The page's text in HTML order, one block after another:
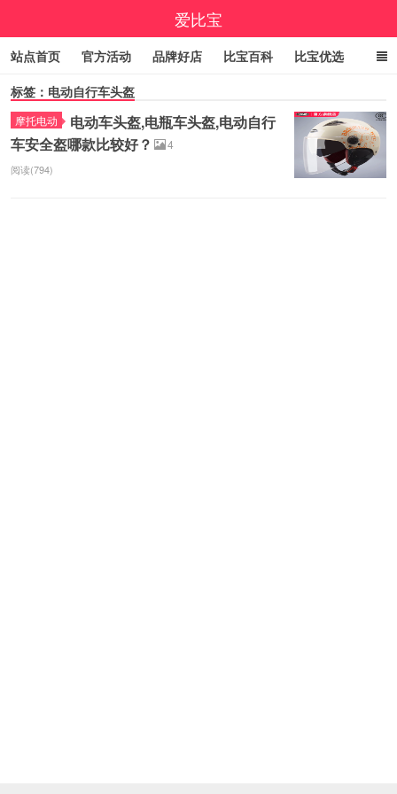
爱比宝
站点首页 官方活动 品牌好店 比宝百科 比宝优选
立即领券 大额优惠券
线报中心 百亿补贴 咚咚抢 9.9包邮 高佣精选
今日折上折
标签：电动自行车头盔
摩托电动
电动车头盔,电瓶车头盔,电动自行
车安全盔哪款比较好？
4
阅读(794)